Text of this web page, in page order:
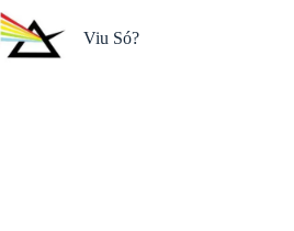
Pular
para
o
Viu Só?